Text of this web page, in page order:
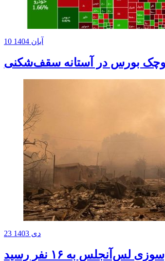
10 آبان 1404
بورس در آستانه سقف‌شکنی
23 دی 1403
لس‌آنجلس به ۱۶ نفر رسید